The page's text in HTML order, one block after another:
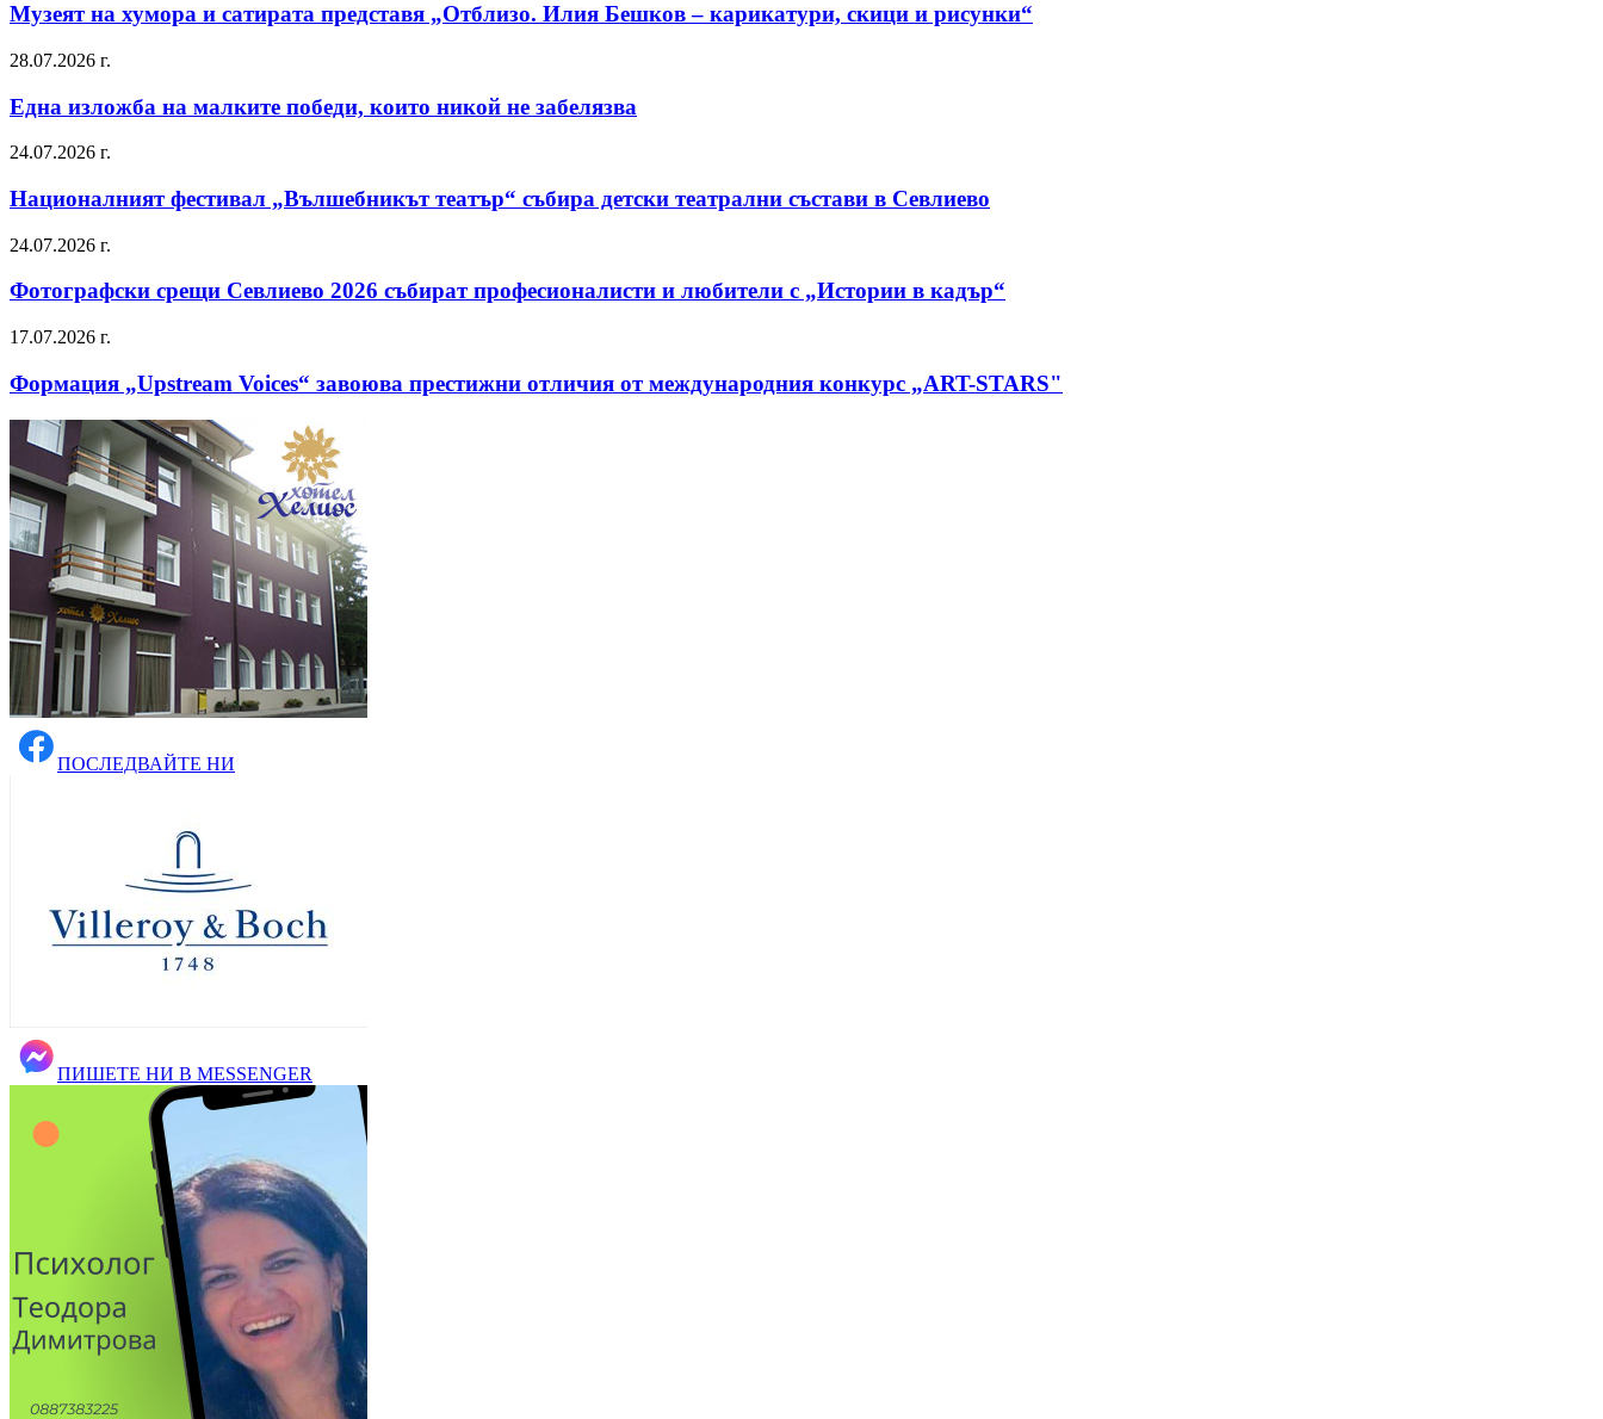
Музеят на хумора и сатирата представя „Отблизо. Илия Бешков – карикатури, скици и рисунки“
28.07.2026 г.
Една изложба на малките победи, които никой не забелязва
24.07.2026 г.
Националният фестивал „Вълшебникът театър“ събира детски театрални състави в Севлиево
24.07.2026 г.
Фотографски срещи Севлиево 2026 събират професионалисти и любители с „Истории в кадър“
17.07.2026 г.
Формация „Upstream Voices“ завоюва престижни отличия от международния конкурс „ART-STARS"
ПОСЛЕДВАЙТЕ НИ
ПИШЕТЕ НИ В MESSENGER